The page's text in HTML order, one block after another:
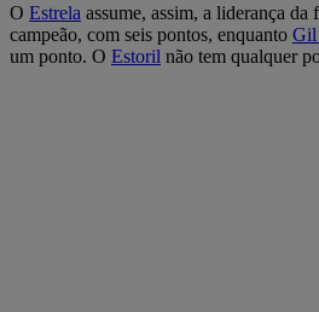
O Estrela assume, assim, a liderança da
campeão, com seis pontos, enquanto Gil
um ponto. O Estoril não tem qualquer